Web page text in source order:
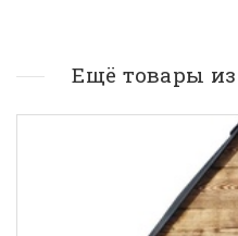
Ещё товары из